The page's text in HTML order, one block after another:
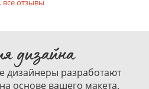
все отзывы
дизайна
дизайнеры разработают
основе вашего макета.